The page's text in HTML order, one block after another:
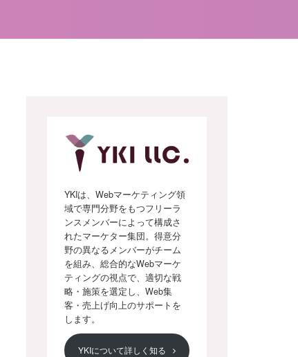
YKIは、Webマーケティング領
域で専門分野をもつフリーラ
ンスメンバーによって構成さ
れたマーケター集団。得意分
野の異なるメンバーがチーム
を組み、総合的なWebマーケ
ティングの視点で、適切な戦
略・施策を選定し、Web集
客・売上げ向上のサポートを
します。
YKIについて詳しく知る